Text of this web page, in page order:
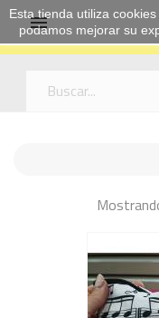

Esta tienda utiliza
podamos mejorar su